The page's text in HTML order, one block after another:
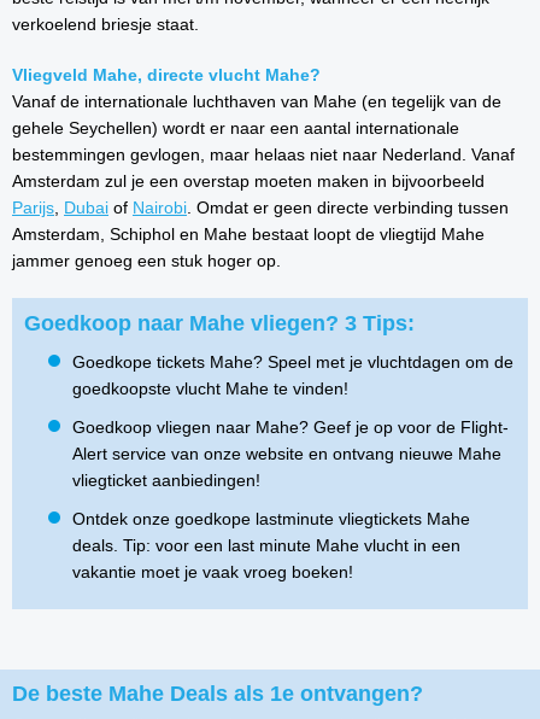
verkoelend briesje staat.
Vliegveld Mahe, directe vlucht Mahe?
Vanaf de internationale luchthaven van Mahe (en tegelijk van de
gehele Seychellen) wordt er naar een aantal internationale
bestemmingen gevlogen, maar helaas niet naar Nederland. Vanaf
Amsterdam zul je een overstap moeten maken in bijvoorbeeld
Parijs, Dubai of Nairobi. Omdat er geen directe verbinding tussen
Amsterdam, Schiphol en Mahe bestaat loopt de vliegtijd Mahe
jammer genoeg een stuk hoger op.
Goedkoop naar Mahe vliegen? 3 Tips:
Goedkope tickets Mahe? Speel met je vluchtdagen om de
goedkoopste vlucht Mahe te vinden!
Goedkoop vliegen naar Mahe? Geef je op voor de Flight-
Alert service van onze website en ontvang nieuwe Mahe
vliegticket aanbiedingen!
Ontdek onze goedkope lastminute vliegtickets Mahe
deals. Tip: voor een last minute Mahe vlucht in een
vakantie moet je vaak vroeg boeken!
De beste Mahe Deals als 1e ontvangen?